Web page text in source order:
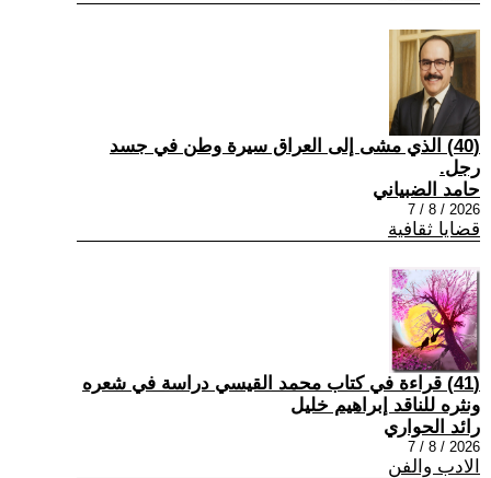
(40) الذي مشى إلى العراق سيرة وطن في جسد
رجل.
حامد الضبياني
2026 / 8 / 7
قضايا ثقافية
(41) قراءة في كتاب محمد القيسي دراسة في شعره
ونثره للناقد إبراهيم خليل
رائد الحواري
2026 / 8 / 7
الادب والفن